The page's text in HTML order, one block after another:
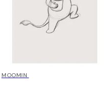
50%*
MOOMIN